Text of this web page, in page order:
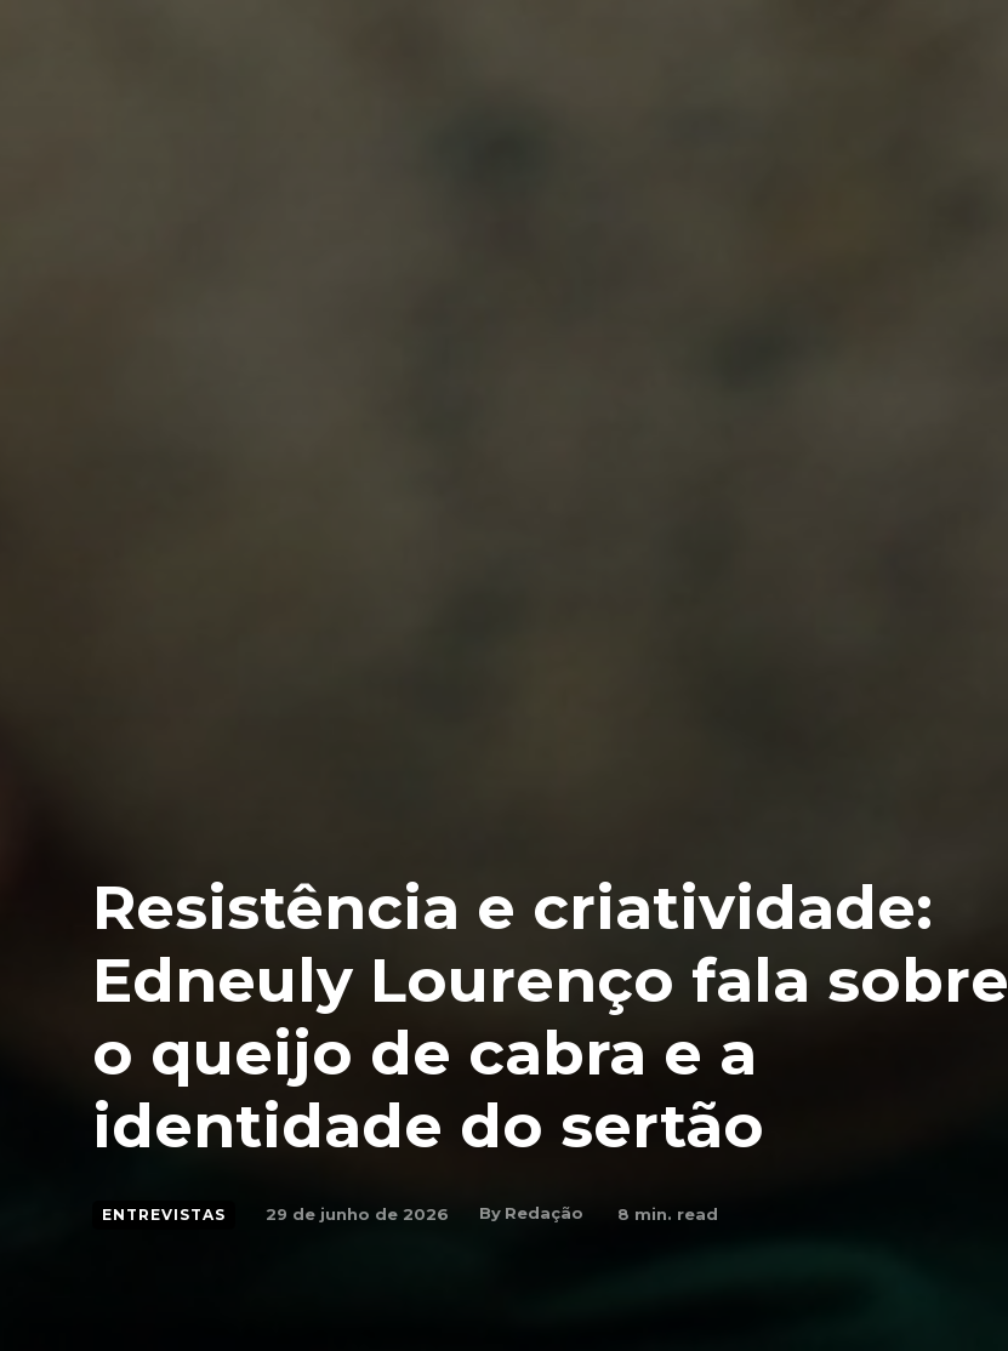
Resistência e criatividade:
Edneuly Lourenço fala sobre
o queijo de cabra e a
identidade do sertão
ENTREVISTAS 29 de junho de 2026 By Redação 8 min. read